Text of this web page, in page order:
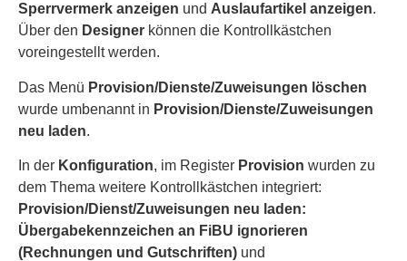
Sperrvermerk anzeigen und Auslaufartikel anzeigen.
Über den Designer können die Kontrollkästchen
voreingestellt werden.
Das Menü Provision/Dienste/Zuweisungen löschen
wurde umbenannt in Provision/Dienste/Zuweisungen
neu laden.
In der Konfiguration, im Register Provision wurden zu
dem Thema weitere Kontrollkästchen integriert:
Provision/Dienst/Zuweisungen neu laden:
Übergabekennzeichen an FiBU ignorieren
(Rechnungen und Gutschriften) und